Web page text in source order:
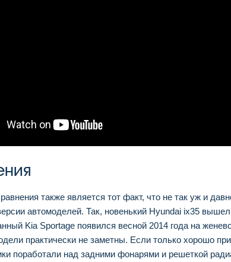
также является тот факт, что не так уж и
автомоделей. Так, новенький Hyundai ix35 вышел
Kia Sportage появился весной 2014 года на
практически не заметны. Если только хорошо
поработали над задними фонарями и решеткой